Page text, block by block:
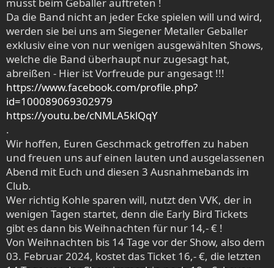
Da die Band nicht an jeder Ecke spielen will und wird,
werden sie bei uns am Siegener Metaller Geballer
exklusiv eine von nur wenigen ausgewählten Shows,
welche die Band überhaupt nur zugesagt hat,
abreißen - Hier ist Vorfreude pur angesagt !!!
https://www.facebook.com/profile.php?
id=100089069302979
https://youtu.be/cNMLA5klQqY
.
Wir hoffen, Euren Geschmack getroffen zu haben
und freuen uns auf einen lauten und ausgelassenen
Abend mit Euch und diesen 3 Ausnahmebands im
Club.
Wer richtig Kohle sparen will, nutzt den VVK, der in
wenigen Tagen startet, denn die Early Bird Tickets
gibt es dann bis Weihnachten für nur 14,- € !
Von Weihnachten bis 14 Tage vor der Show, also dem
03. Februar 2024, kostet das Ticket 16,- €, die letzten